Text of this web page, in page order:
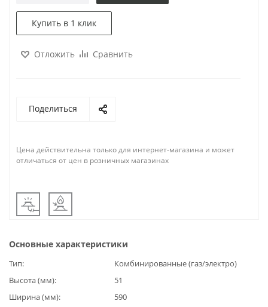
Купить в 1 клик
Отложить Сравнить
Поделиться
Цена действительна только для интернет-магазина и может
отличаться от цен в розничных магазинах
Основные характеристики
Тип
Комбинированные (газ/электро)
Высота (мм)
51
Ширина (мм)
590